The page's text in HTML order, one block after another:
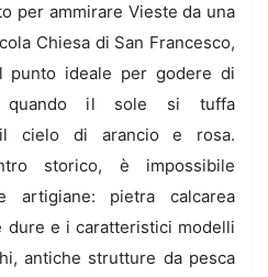
per ammirare Vieste da una
Chiesa di San Francesco,
punto ideale per godere di
quando il sole si tuffa
il cielo di arancio e rosa.
storico, è impossibile
artigiane: pietra calcarea
e i caratteristici modelli
antiche strutture da pesca